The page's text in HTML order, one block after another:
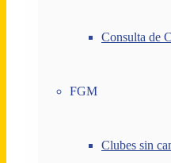
Consulta de
FGM
Clubes sin